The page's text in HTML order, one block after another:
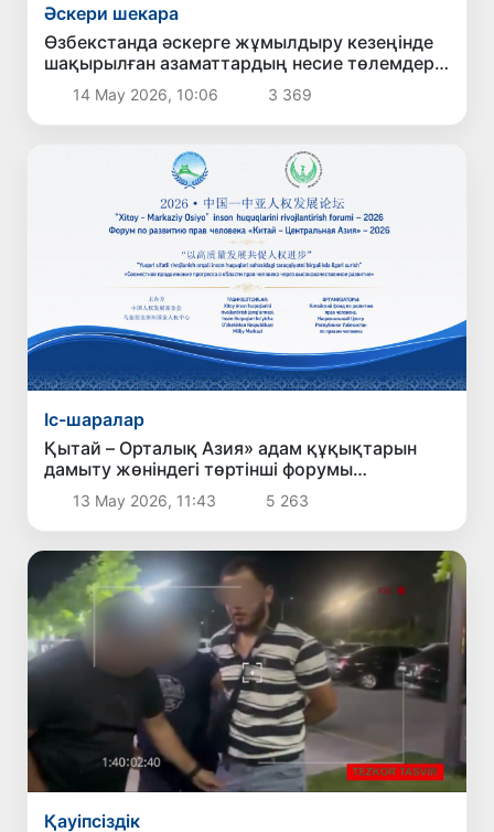
Әскери шекара
Өзбекстанда әскерге жұмылдыру кезеңінде
шақырылған азаматтардың несие төлемдері
кейінге қалдырылады
14 Мау 2026, 10:06 3 369
Іс-шаралар
Қытай – Орталық Азия» адам құқықтарын
дамыту жөніндегі төртінші форумы
Ташкентте өткізіледі
13 Мау 2026, 11:43 5 263
Қауіпсіздік